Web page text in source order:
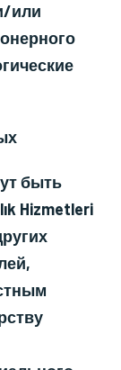
или
быть
Hizmetleri